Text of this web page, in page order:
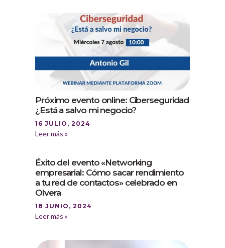
Próximo evento online: Ciberseguridad
¿Está a salvo mi negocio?
16 JULIO, 2024
Leer más »
Éxito del evento «Networking
empresarial: Cómo sacar rendimiento
a tu red de contactos» celebrado en
Olvera
18 JUNIO, 2024
Leer más »